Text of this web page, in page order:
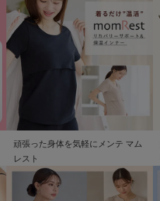
頑張った身体を気軽にメンテ マム
レスト